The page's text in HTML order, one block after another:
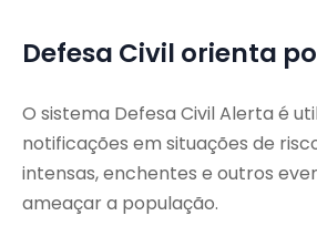
Defesa Civil orienta
O sistema Defesa Civil Alerta é
notificações em situações de
intensas, enchentes e outros
ameaçar a população.